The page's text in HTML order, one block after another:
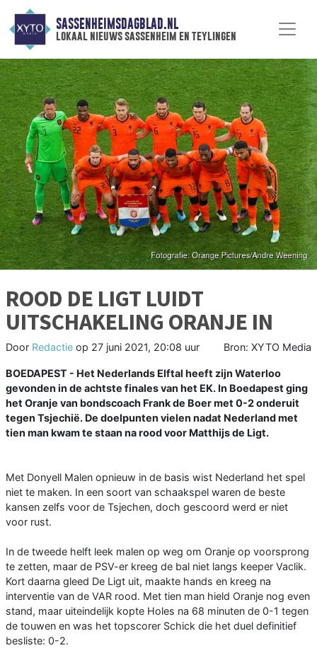
SASSENHEIMSDAGBLAD.NL
lokaal nieuws sassenheim en teylingen
ROOD DE LIGT LUIDT
UITSCHAKELING ORANJE IN
Door Redactie op 27 juni 2021, 20:08 uur Bron: XYTO Media
BOEDAPEST - Het Nederlands Elftal heeft zijn Waterloo
gevonden in de achtste finales van het EK. In Boedapest ging
het Oranje van bondscoach Frank de Boer met 0-2 onderuit
tegen Tsjechië. De doelpunten vielen nadat Nederland met
tien man kwam te staan na rood voor Matthijs de Ligt.
Met Donyell Malen opnieuw in de basis wist Nederland het spel
niet te maken. In een soort van schaakspel waren de beste
kansen zelfs voor de Tsjechen, doch gescoord werd er niet
voor rust.
In de tweede helft leek malen op weg om Oranje op voorsprong
te zetten, maar de PSV-er kreeg de bal niet langs keeper Vaclik.
Kort daarna gleed De Ligt uit, maakte hands en kreeg na
interventie van de VAR rood. Met tien man hield Oranje nog even
stand, maar uiteindelijk kopte Holes na 68 minuten de 0-1 tegen
de touwen en was het topscorer Schick die het duel definitief
besliste: 0-2.